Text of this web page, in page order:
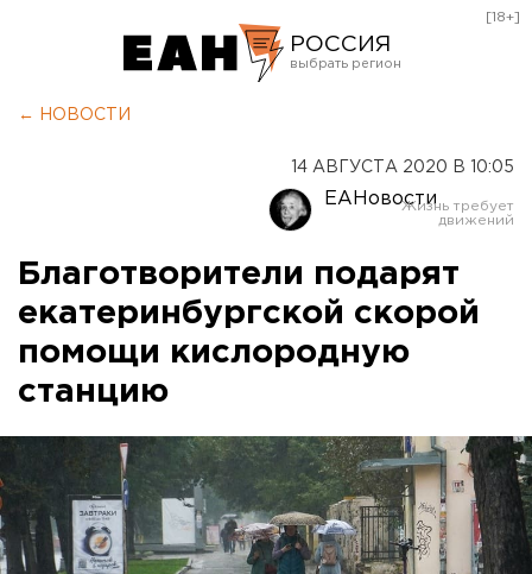
РОССИЯ
Оренбург
[18+]
← НОВОСТИ
14 АВГУСТА 2020 В 10:05
ЕАНовости
Благотворители подарят
екатеринбургской скорой
помощи кислородную
станцию